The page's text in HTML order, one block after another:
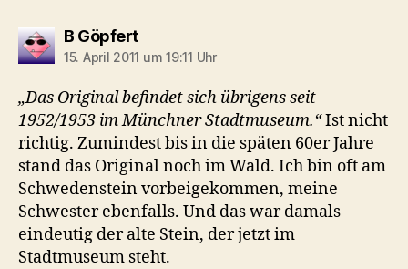
B Göpfertsagt:
15. April 2011 um 19:11 Uhr
„Das Original befindet sich übrigens seit
1952/1953 im Münchner Stadtmuseum.“Ist nicht
richtig. Zumindest bis in die späten 60er Jahre
stand das Original noch im Wald. Ich bin oft am
Schwedenstein vorbeigekommen, meine
Schwester ebenfalls. Und das war damals
eindeutig der alte Stein, der jetzt im
Stadtmuseum steht.